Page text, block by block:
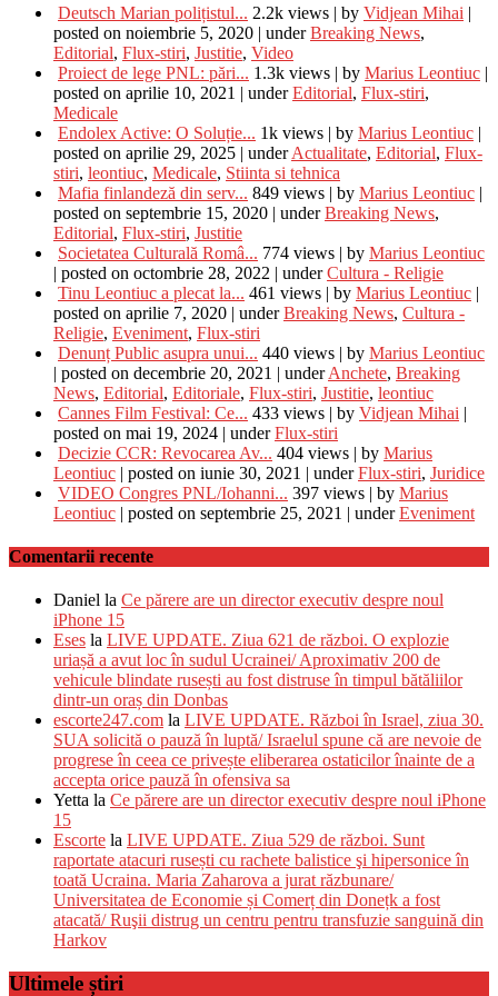
Deutsch Marian polițistul... 2.2k views | by Vidjean Mihai |
posted on noiembrie 5, 2020 | underBreaking News,
Editorial, Flux-stiri, Justitie, Video
Proiect de lege PNL: pări... 1.3k views | by Marius Leontiuc |
posted on aprilie 10, 2021 | underEditorial, Flux-stiri,
Medicale
Endolex Active: O Soluție... 1k views | by Marius Leontiuc |
posted on aprilie 29, 2025 | underActualitate, Editorial, Flux-
stiri, leontiuc, Medicale, Stiinta si tehnica
Mafia finlandeză din serv... 849 views | by Marius Leontiuc |
posted on septembrie 15, 2020 | underBreaking News,
Editorial, Flux-stiri, Justitie
Societatea Culturală Româ... 774 views | by Marius Leontiuc
| posted on octombrie 28, 2022 | underCultura - Religie
Tinu Leontiuc a plecat la... 461 views | by Marius Leontiuc |
posted on aprilie 7, 2020 | underBreaking News, Cultura -
Religie, Eveniment, Flux-stiri
Denunț Public asupra unui... 440 views | by Marius Leontiuc
| posted on decembrie 20, 2021 | underAnchete, Breaking
News, Editorial, Editoriale, Flux-stiri, Justitie, leontiuc
Cannes Film Festival: Ce... 433 views | by Vidjean Mihai |
posted on mai 19, 2024 | underFlux-stiri
Decizie CCR: Revocarea Av... 404 views | by Marius
Leontiuc | posted on iunie 30, 2021 | underFlux-stiri, Juridice
VIDEO Congres PNL/Iohanni... 397 views | by Marius
Leontiuc | posted on septembrie 25, 2021 | underEveniment
Comentarii recente
Daniel la Ce părere are un director executiv despre noul
iPhone 15
Eses la LIVE UPDATE. Ziua 621 de război. O explozie
uriașă a avut loc în sudul Ucrainei/ Aproximativ 200 de
vehicule blindate rusești au fost distruse în timpul bătăliilor
dintr-un oraș din Donbas
escorte247.com la LIVE UPDATE. Război în Israel, ziua 30.
SUA solicită o pauză în luptă/ Israelul spune că are nevoie de
progrese în ceea ce privește eliberarea ostaticilor înainte de a
accepta orice pauză în ofensiva sa
Yetta la Ce părere are un director executiv despre noul iPhone
15
Escorte la LIVE UPDATE. Ziua 529 de război. Sunt
raportate atacuri rusești cu rachete balistice şi hipersonice în
toată Ucraina. Maria Zaharova a jurat răzbunare/
Universitatea de Economie și Comerț din Donețk a fost
atacată/ Ruşii distrug un centru pentru transfuzie sanguină din
Harkov
Ultimele știri